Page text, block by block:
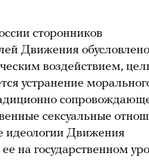
сторонников
Движения обусловлено
воздействием,
устранение
сексуальные
идеологии Движения
на государственном